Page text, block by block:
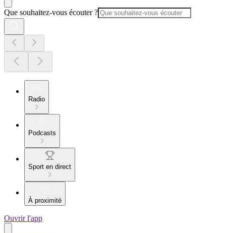
Que souhaitez-vous écouter ?
Radio
Podcasts
Sport en direct
À proximité
Ouvrir l'app